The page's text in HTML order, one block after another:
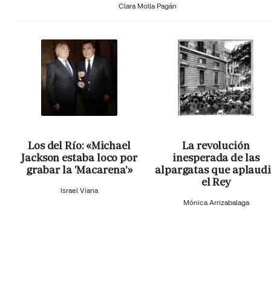
Clara Molla Pagán
Los del Río: «Michael
Jackson estaba loco por
grabar la 'Macarena'»
Israel Viana
La revolución
inesperada de las
alpargatas que
el Rey
Mónica Arrizabalaga